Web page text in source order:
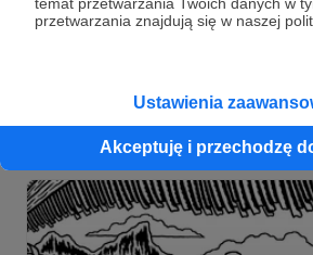
przetwarzania znajdują się w naszej
Ustawienia
Akceptuję i przechodzę
rourke ben grisanti +1